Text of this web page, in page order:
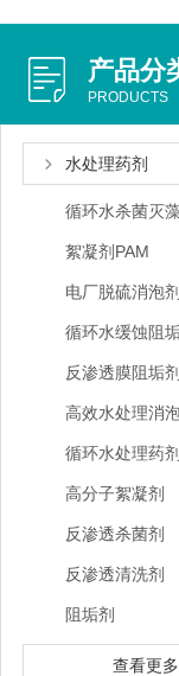
产品分
PRODUCTS
水处理药剂
循环水杀菌灭
絮凝剂PAM
电厂脱硫消泡剂
循环水缓蚀阻
反渗透膜阻垢剂
高效水处理消
循环水处理药剂
高分子絮凝剂
反渗透杀菌剂
反渗透清洗剂
阻垢剂
查看更多